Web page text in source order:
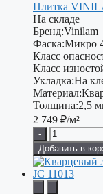
Плитка
На складе
Бренд:Vinilam
Фаска:Микро
Класс
Класс
Укладка:На
Материал:
Толщина:2,5
2 749 ₽/м²
-
Добавить в